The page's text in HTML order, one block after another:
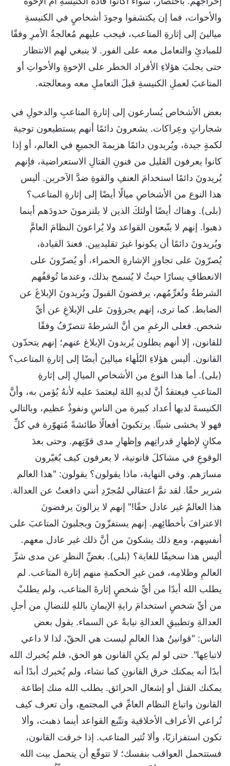
والأخوات، فما إن يكتشفوا وجودَ أشخاصٍ في الكنيسةِ
ميالينَ إلى إثارةِ المتاعب، فيجب عليهم مُعالجةُ الأمرِ وفقًا
للمبادئِ والتعامل معه على الفور. لا ينبغي لهم الانتظار
حتى يجلبَ هؤلاءِ الأفراد الخطر على الإخوةِ والأخواتِ أو
المتاعبَ لعملِ الكنيسةِ قبلَ التعاملِ معه ومعالجته.
بعض الأشخاص يُسارعون إلى إثارةِ المتاعبِ والدخولِ في
شجاراتٍ وعِراكات. يشعرونَ دائمًا أنهم يستطيعون توجيهَ
لكمةٍ جيدة، ويُريدون دائمًا هزيمةَ الجميعِ في العالم، أو إذا
كانوا يعرفون القليل من فنونِ القتالِ الاستعراضية، فإنهم
يُريدونَ دائمًا استخدامَ العنفِ والقوةِ ضدَّ الآخرين. أليس
هذا النوع من الأشخاصِ ميالًا أيضًا إلى إثارةِ المتاعب؟
(بلى). وهناك أيضًا أولئكَ الذين لا يلتزمونَ حدودَهم أينما
ذهبوا. إنهم لا يتّبعون القواعد ولا يُراعونَ النظامَ العامَّ
ويُريدونَ دائمًا أن يكونوا غيرَ تقليديين. فعندَ القيادة،
يُصرّونَ على تجاوزِ الإشارةِ الحمراء، أو يُصرّونَ على
الانعطافِ يسارًا حيثُ لا يُسمح بذلك، وعندما تُوقفُهم
الشرطةُ وتُغرِّمُهم، يرفضونَ القبولَ ويُريدونَ الإبلاغَ عن
الضابط. كما ترى، إنهم يجرؤونَ على الإبلاغِ عن أيِّ
شخص. فعلى الرغمِ من أنَّ الشرطةَ تتصرّفُ وفقًا
للقانون، إلا أنهم يظلون يُريدونَ الإبلاغ عنهم؛ إنهم يتحدّون
القانون. أليس هؤلاءِ البُلَهاء ميالينَ أيضًا إلى إثارةِ المتاعب؟
(بلى). أما هذا النوع من الأشخاصِ الميالِ إلى إثارةِ
المتاعبِ فيعتقدُ أنَّ لديهِ اللهَ ليعتمدَ عليه لأنهُ يُؤمن به، وأنَّ
الكنيسةَ لديها أعداد كبيرة من الناسِ ونفوذٌ عظيم، وبالتالي
فهو لا يخشى شيئًا. يرتكبونَ أفعالًا طائشةً مُتهوّرة في كلِّ
مكانٍ لإظهارِ قدراتِهم وإظهارِ مدى قوّتِهم. وحتى بعدَ
الوقوعِ في مشاكلَ قانونية، لا يعرفون كيف يُغيّرون
مسارَهم. وفي النهاية، ماذا يقولون؟ يقولون: "هذا العالم
شرير حقًا. لقد تمَّ اعتقالي لمُجرّدِ أنني دافعتُ عن العدالة.
هذا العالمُ غير عادل حقًا!" إنهم لا يزالونَ يرفضونَ
الاعترافَ بأخطائِهم. إنهم يستفزّونَ ويجلبونَ المتاعبَ على
أنفسِهم، ومع ذلك يشكونَ من أنَّ ذلك غير عادل معهم.
أليس هذا سخيفًا للغاية؟ (بلى). بغضِّ النظرِ عن مدى شرِّ
العالمِ وظلامِه، فمن غيرِ الحكمةِ منهم إثارة المتاعب. لم
يطلب الله أبدًا من أيِّ شخصٍ إثارةَ المتاعب، ولم يطلبْ
من أيِّ شخصٍ استخدامَ رايةِ الإيمانِ باللهِ للنضالِ من أجلِ
العدالةِ وتطبيقِ العدالةِ نيابةً عن السماء. يقول بعض
الناس: "قوانينُ هذا العالمِ ليست هي الحقّ، لذا لا داعي
لاتباعِها". حتى لو لم يكنِ القانون هو الحق، فلم يُخبرك الله
أبدًا أنه يمكنك خرق القانونِ كما تشاء، ولم يُخبرك أبدًا أنه
يمكنك القتل أو إشعال الحرائق. يطلب الله منك إطاعة
القانون واتباع النظام العامِّ في المجتمع، وأن تعرف كيف
تُراعي الأعراف الأخلاقية وتتّبع القواعد أينما ذهبت، وألا
تكون استفزازيًا، وألا تُثير المتاعب. إذا خرقت القانون،
فستتحمل العواقب بنفسك؛ لا تتوقّع أن يتحمل بيت الله